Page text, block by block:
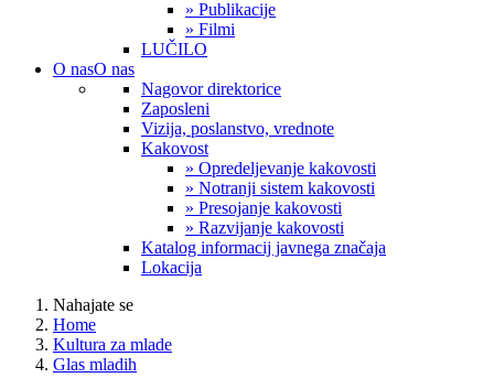
» Publikacije
» Filmi
LUČILO
O nasO nas
Nagovor direktorice
Zaposleni
Vizija, poslanstvo, vrednote
Kakovost
» Opredeljevanje kakovosti
» Notranji sistem kakovosti
» Presojanje kakovosti
» Razvijanje kakovosti
Katalog informacij javnega značaja
Lokacija
Nahajate se
Home
Kultura za mlade
Glas mladih